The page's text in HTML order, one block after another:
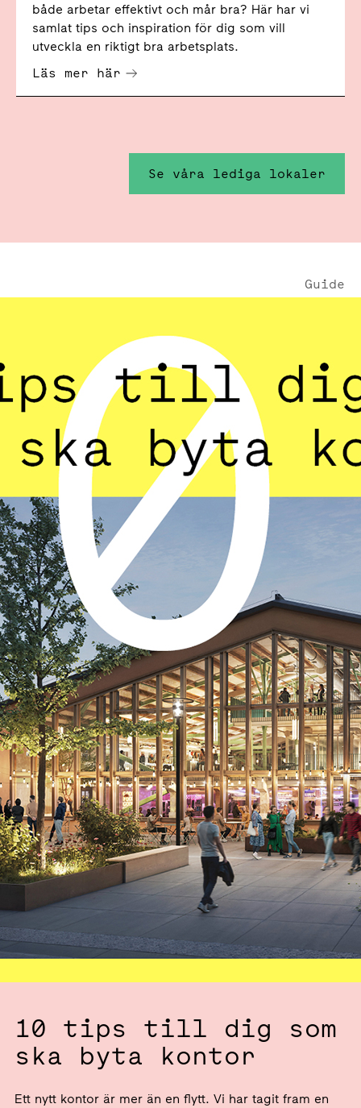
både arbetar effektivt och mår bra? Här har vi
samlat tips och inspiration för dig som vill
utveckla en riktigt bra arbetsplats.
Läs mer här
Se våra lediga lokaler
Guide
10 tips till dig som
ska byta kontor
Ett nytt kontor är mer än en flytt. Vi har tagit fram en